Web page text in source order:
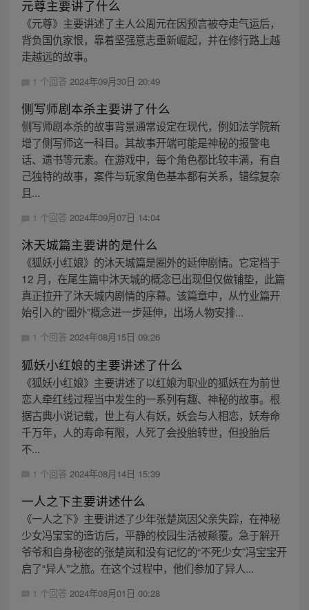
元尊主要讲了什么
《元尊》主要讲述了主人公周元在因预言被夺走气运后，
背负国仇家恨，靠着坚强意志重新崛起，并在修行路上越
走越远的故事。
1 个回答 2024年09月30日 20:49
侧写师剧本杀主要讲了什么
侧写师剧本杀的故事背景通常设定在现代，例如法学院新
增了侧写师这一科目。其故事开端可能是神秘的报警电
话、遗书等元素。在游戏中，每个角色都比较丰满，有自
己独特的故事，案件与玩家角色基本都有关系，错综复杂
且...
1 个回答 2024年09月07日 14:04
沐天城篇主要讲的是什么
《狐妖小红娘》的沐天城篇是圈外的延伸剧情。它定档于
12 月，在尾生篇中沐天城的概念已出现但仅做铺垫，此篇
真正拉开了沐天城内剧情的序幕。该篇章中，从竹业篇开
始引入的“圈外”概念进一步延伸，出场人物安排...
1 个回答 2024年08月15日 09:26
狐妖小红娘的主要讲述了什么
《狐妖小红娘》主要讲述了以红娘为职业的狐妖在为前世
恋人牵红线过程当中发生的一系列有趣、神秘的故事。根
据古典小说记载，世上有人有妖，妖会与人相恋，妖寿命
千万年，人的寿命有限，人死了会投胎转世，但投胎后
不...
1 个回答 2024年08月14日 15:39
一人之下主要讲述什么
《一人之下》主要讲述了少年张楚岚因父亲失踪，在神秘
少女冯宝宝的造访后，平静的校园生活被颠覆。急于解开
爷爷和自身秘密的张楚岚和没有记忆的“不死少女”冯宝宝开
启了“异人”之旅。在这个过程中，他们参加了异人...
1 个回答 2024年08月01日 00:28